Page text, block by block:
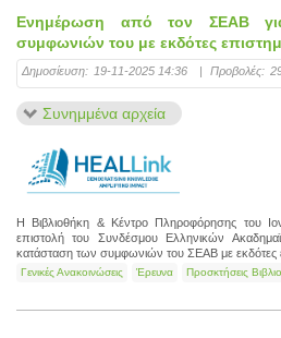
Ενημέρωση από τον ΣΕΑΒ
συμφωνιών του με εκδότες
Δημοσίευση: 19-11-2025 14:36 | Προβολές:
Συνημμένα αρχεία
Η Βιβλιοθήκη & Κέντρο Πληροφόρησης του
επιστολή του Συνδέσμου Ελληνικών
κατάσταση των συμφωνιών του ΣΕΑΒ με εκδότες
Γενικές Ανακοινώσεις Έρευνα Προσκτήσεις